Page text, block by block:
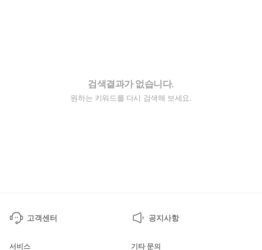
검색결과가 없습니다.
원하는 키워드를 다시 검색해 보세요.
고객센터 공지사항
서비스 기타 문의